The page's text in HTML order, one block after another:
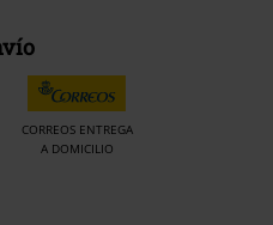
CORREOS ENTREGA
A DOMICILIO